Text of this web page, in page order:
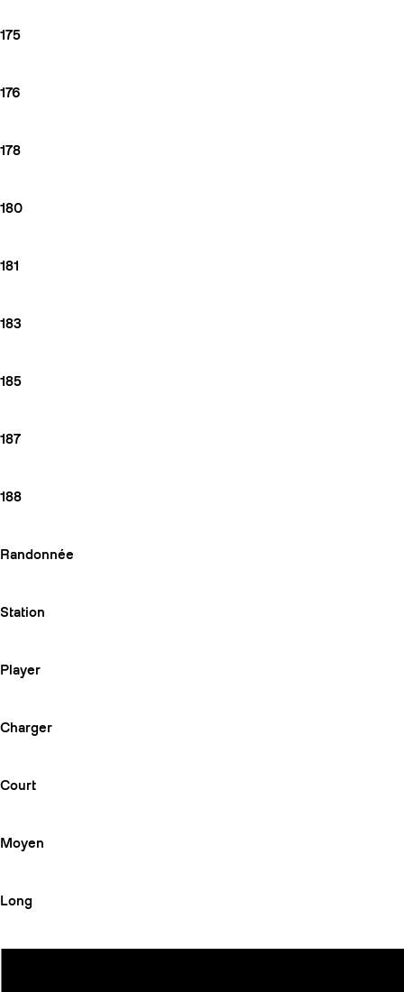
175
176
178
180
181
183
185
187
188
Randonnée
Station
Player
Charger
Court
Moyen
Long